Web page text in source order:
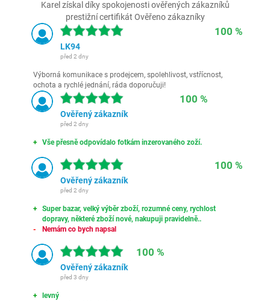
Karel získal díky spokojenosti ověřených zákazníků
prestižní certifikát Ověřeno zákazníky
100 %
LK94
před 2 dny
Výborná komunikace s prodejcem, spolehlivost, vstřícnost,
ochota a rychlé jednání, ráda doporučuji!
100 %
Ověřený zákazník
před 2 dny
Vše přesně odpovídalo fotkám inzerovaného zoží.
100 %
Ověřený zákazník
před 2 dny
Super bazar, velký výběr zboží, rozumné ceny, rychlost
dopravy, některé zboží nové, nakupuji pravidelně..
Nemám co bych napsal
100 %
Ověřený zákazník
před 3 dny
levný